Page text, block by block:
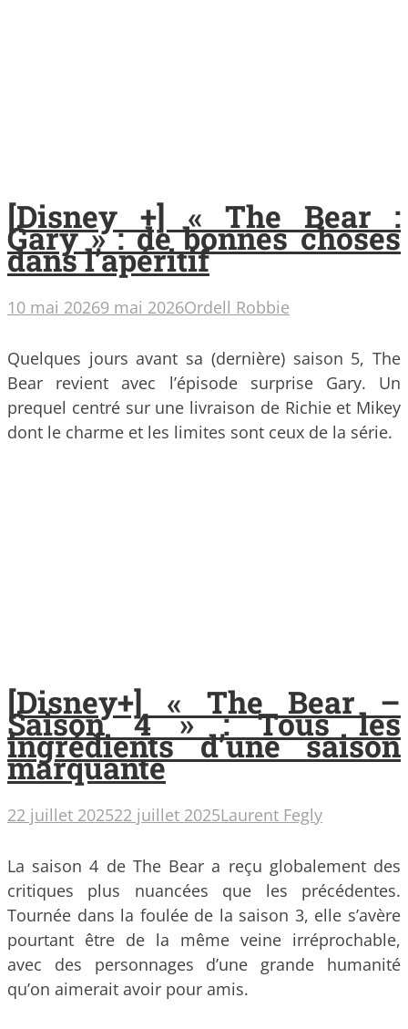
[Disney +] « The Bear :
Gary » : de bonnes choses
dans l’apéritif
10 mai 20269 mai 2026Ordell Robbie
Quelques jours avant sa (dernière) saison 5, The
Bear revient avec l’épisode surprise Gary. Un
prequel centré sur une livraison de Richie et Mikey
dont le charme et les limites sont ceux de la série.
[Disney+] « The Bear –
Saison 4 » : Tous les
ingrédients d’une saison
marquante
22 juillet 202522 juillet 2025Laurent Fegly
La saison 4 de The Bear a reçu globalement des
critiques plus nuancées que les précédentes.
Tournée dans la foulée de la saison 3, elle s’avère
pourtant être de la même veine irréprochable,
avec des personnages d’une grande humanité
qu’on aimerait avoir pour amis.